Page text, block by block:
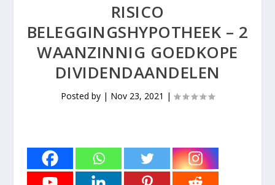
RISICO
BELEGGINGSHYPOTHEEK – 2
WAANZINNIG GOEDKOPE
DIVIDENDAANDELEN
Posted by | Nov 23, 2021 |